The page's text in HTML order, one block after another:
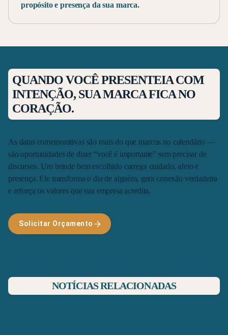
propósito e presença da sua marca.
QUANDO VOCÊ PRESENTEIA COM
INTENÇÃO, SUA MARCA FICA NO
CORAÇÃO.
As datas comemorativas são mais do que marcos no calendário —
são oportunidades de dizer “você é importante” sem precisar de
discursos. Um brinde bem escolhido carrega cuidado, afeto e
presença. Ele transforma o dia de alguém, gera conexão verdadeira
e reforça os valores que sua empresa acredita.
Solicitar Orçamento
NOTÍCIAS RELACIONADAS